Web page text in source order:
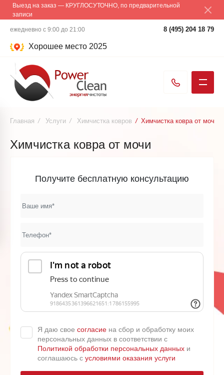
Выезд на заказ — КРУГЛОСУТОЧНО, по предварительной
записи
ежедневно с 9:00 до 21:00 8 (495) 204 18 79
Хорошее место 2025
Главная / Услуги / Химчистка ковров / Химчистка ковра от мочи
Химчистка ковра от мочи
Получите бесплатную консультацию
Я даю свое согласие на сбор и обработку моих
персональных данных в соответствии с
Политикой обработки персональных данных и
соглашаюсь с условиями оказания услуги